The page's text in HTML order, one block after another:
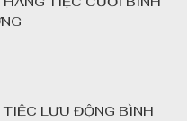
TIỆC LƯU ĐỘNG BÌNH